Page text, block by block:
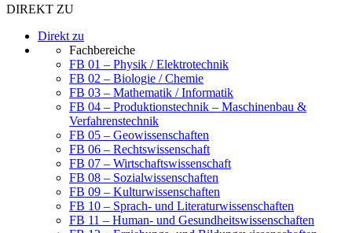
DIREKT ZU
Direkt zu
Fachbereiche
FB 01 – Physik / Elektrotechnik
FB 02 – Biologie / Chemie
FB 03 – Mathematik / Informatik
FB 04 – Produktionstechnik – Maschinenbau &
Verfahrenstechnik
FB 05 – Geowissenschaften
FB 06 – Rechtswissenschaft
FB 07 – Wirtschaftswissenschaft
FB 08 – Sozialwissenschaften
FB 09 – Kulturwissenschaften
FB 10 – Sprach- und Literaturwissenschaften
FB 11 – Human- und Gesundheitswissenschaften